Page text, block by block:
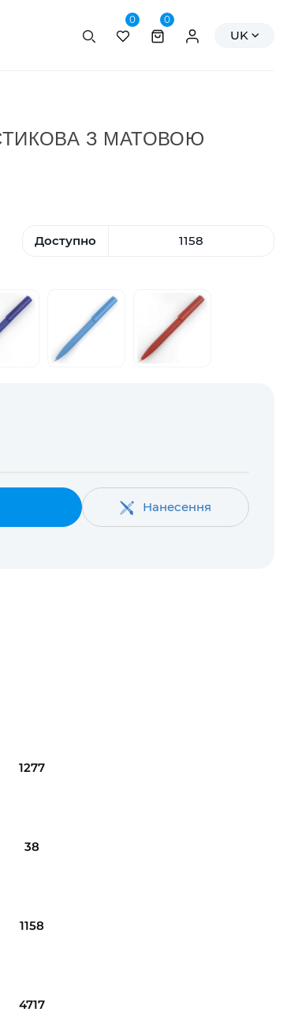
Пошук
0 0
Персональні
UK
З МАТОВОЮ
Доступно 1158
Нанесення
1277
38
1158
4717